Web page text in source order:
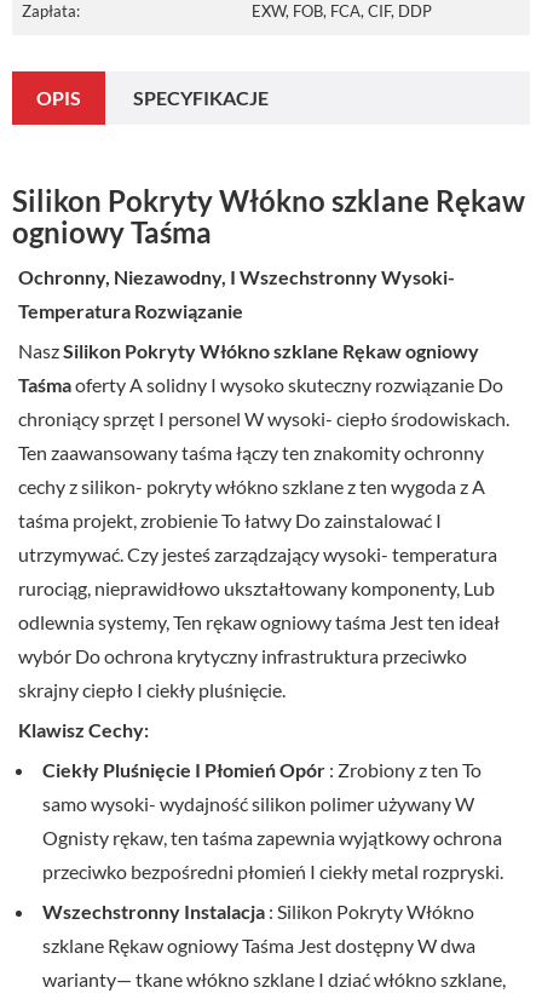
Zapłata: EXW, FOB, FCA, CIF, DDP
OPIS SPECYFIKACJE
Silikon PokrytyWłókno szklane Rękaw
ogniowyTaśma
Ochronny, Niezawodny, I WszechstronnyWysoki-
Temperatura Rozwiązanie
NaszSilikon PokrytyWłókno szklane Rękaw ogniowy
TaśmaofertyAsolidny I wysokoskuteczny rozwiązanie Do
chroniącysprzęt I personel Wwysoki- ciepłośrodowiskach.
Ten zaawansowanytaśmałączyten znakomityochronny
cechyzsilikon- pokrytywłókno szklanezten wygodazA
taśma projekt,zrobienieTołatwy Dozainstalować I
utrzymywać.Czy jesteśzarządzającywysoki- temperatura
rurociąg, nieprawidłowo ukształtowany komponenty, Lub
odlewniasystemy,Ten rękaw ogniowytaśma Jestten ideał
wybór Doochrona krytyczny infrastruktura przeciwko
skrajnyciepło I ciekły pluśnięcie.
Klawisz Cechy:
Ciekły Pluśnięcie I PłomieńOpór : Zrobionyzten To
samowysoki- wydajnośćsilikon polimer używanyW
Ognisty rękaw,ten taśmazapewniawyjątkowyochrona
przeciwko bezpośredni płomień I ciekły metal rozpryski.
Wszechstronny Instalacja : Silikon PokrytyWłókno
szklane Rękaw ogniowyTaśma JestdostępnyWdwa
warianty— tkanewłókno szklane I dziaćwłókno szklane,